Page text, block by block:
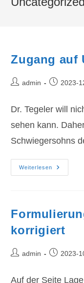
Zugang auf
Beitrags-
admin
Beitrag
2023-
Dr. Tegeler will
sehen kann.
Schwiegersohns
Weiterlesen
Zugang
Auf
korrigiert
Beitrags-
admin
Beitrag
2023-
Auf der Seite